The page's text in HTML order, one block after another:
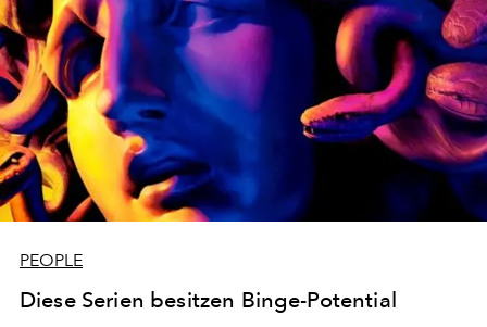
PEOPLE
Diese Serien besitzen Binge-Potential